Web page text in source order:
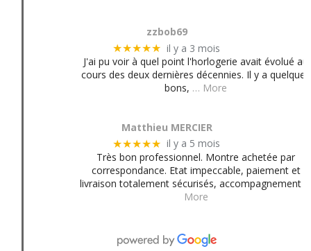
zzbob69
★★★★★ il y a 3 mois
J'ai pu voir à quel point l'horlogerie avait évolué au
cours des deux dernières décennies. Il y a quelques
bons, … More
Matthieu MERCIER
★★★★★ il y a 5 mois
Très bon professionnel. Montre achetée par
correspondance. Etat impeccable, paiement et
livraison totalement sécurisés, accompagnement
More